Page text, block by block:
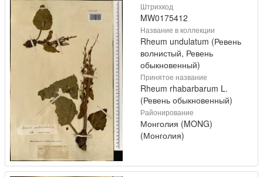
Штрихкод
MW0175412
Название в коллекции
Rheum undulatum (Ревень
волнистый, Ревень
обыкновенный)
Принятое название
Rheum rhabarbarum L.
(Ревень обыкновенный)
Районирование
Монголия (MONG)
(Монголия)